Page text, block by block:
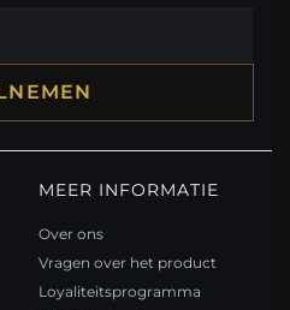
MEER INFORMATIE
Over ons
Vragen over het product
Loyaliteitsprogramma